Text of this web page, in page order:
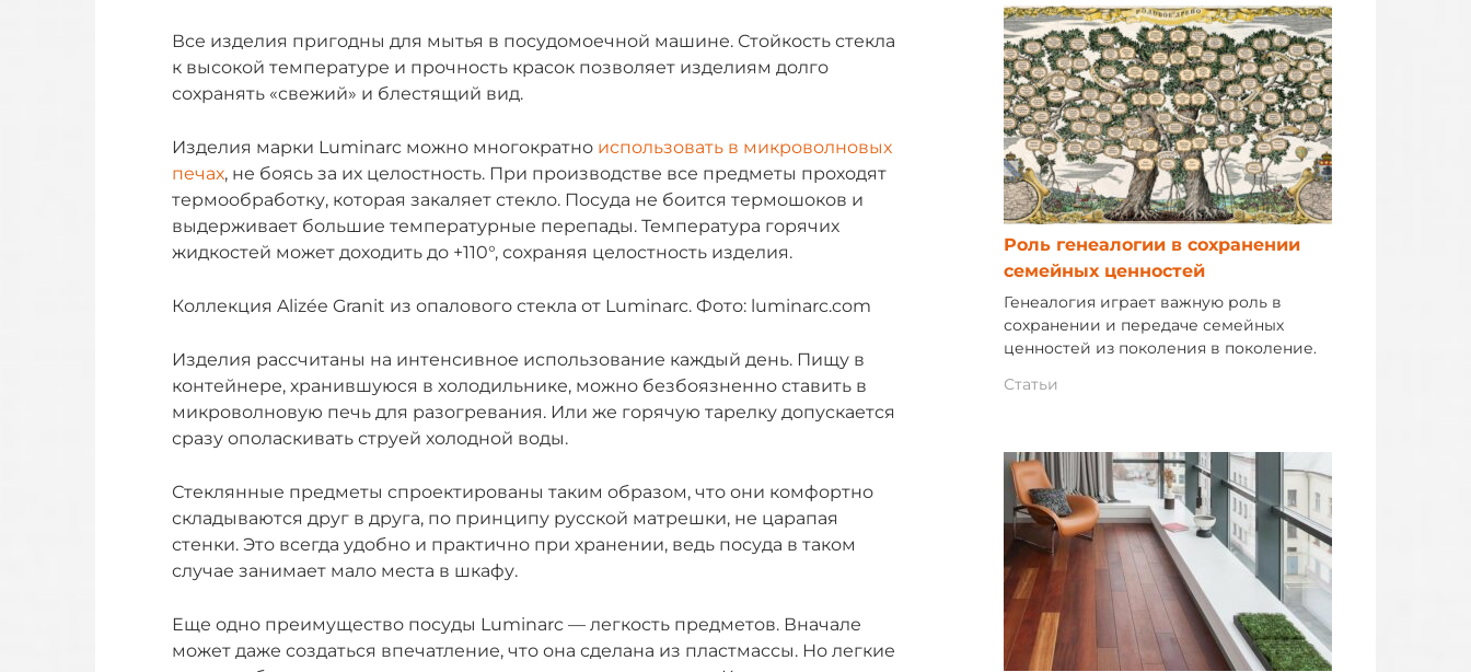
Все изделия пригодны для мытья в посудомоечной машине. Стойкость стекла
к высокой температуре и прочность красок позволяет изделиям долго
сохранять «свежий» и блестящий вид.
Изделия марки Luminarc можно многократно использовать в микроволновых
печах, не боясь за их целостность. При производстве все предметы проходят
термообработку, которая закаляет стекло. Посуда не боится термошоков и
выдерживает большие температурные перепады. Температура горячих
жидкостей может доходить до +110°, сохраняя целостность изделия.
Коллекция Alizée Granit из опалового стекла от Luminarc. Фото: luminarc.com
Изделия рассчитаны на интенсивное использование каждый день. Пищу в
контейнере, хранившуюся в холодильнике, можно безбоязненно ставить в
микроволновую печь для разогревания. Или же горячую тарелку допускается
сразу ополаскивать струей холодной воды.
Стеклянные предметы спроектированы таким образом, что они комфортно
складываются друг в друга, по принципу русской матрешки, не царапая
стенки. Это всегда удобно и практично при хранении, ведь посуда в таком
случае занимает мало места в шкафу.
Еще одно преимущество посуды Luminarc — легкость предметов. Вначале
может даже создаться впечатление, что она сделана из пластмассы. Но легкие
Роль генеалогии в сохранении
семейных ценностей
Генеалогия играет важную роль в
сохранении и передаче семейных
ценностей из поколения в поколение.
Статьи